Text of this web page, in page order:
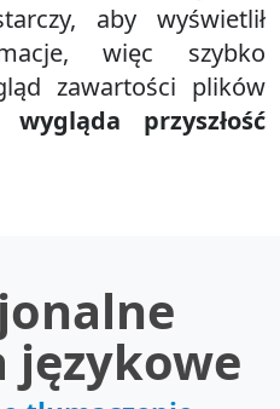
aby wyświetlił
więc szybko
zawartości plików
przyszłość
językowe